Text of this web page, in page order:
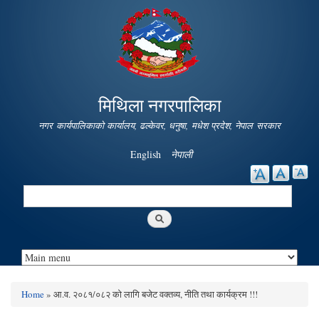
Skip to
main
content
मिथिला नगरपालिका
नगर कार्यपालिकाको कार्यालय, ढल्केवर, धनुषा, मधेश प्रदेश, नेपाल सरकार
English नेपाली
Search
Home» आ.व. २०८१/०८२ को लागि बजेट वक्तव्य, नीति तथा कार्यक्रम !!!